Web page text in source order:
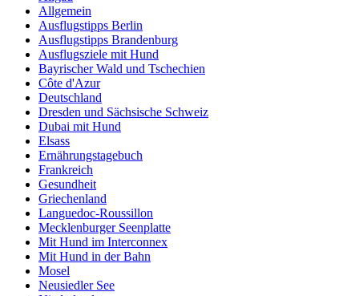
Allgemein
Ausflugstipps Berlin
Ausflugstipps Brandenburg
Ausflugsziele mit Hund
Bayrischer Wald und Tschechien
Côte d'Azur
Deutschland
Dresden und Sächsische Schweiz
Dubai mit Hund
Elsass
Ernährungstagebuch
Frankreich
Gesundheit
Griechenland
Languedoc-Roussillon
Mecklenburger Seenplatte
Mit Hund im Interconnex
Mit Hund in der Bahn
Mosel
Neusiedler See